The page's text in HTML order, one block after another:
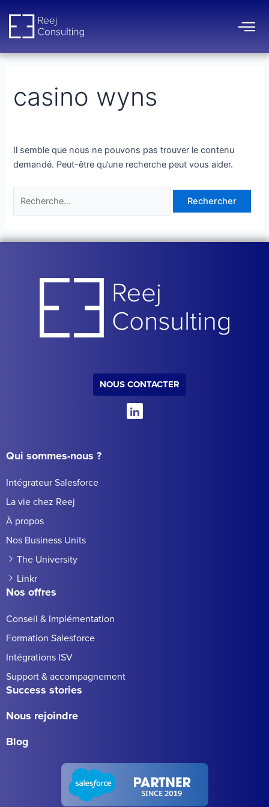
contenu
casino wyns
Il semble que nous ne pouvons pas trouver le contenu
demandé. Peut-être qu’une recherche peut vous aider.
NOUS CONTACTER
Qui sommes-nous ?
Intégrateur Salesforce
La vie chez Reej
À propos
Nos Business Units
The University
Linkr
Nos offres
Conseil & Implémentation
Formation Salesforce
Intégrations ISV
Support & accompagnement
Success stories
Nous rejoindre
Blog